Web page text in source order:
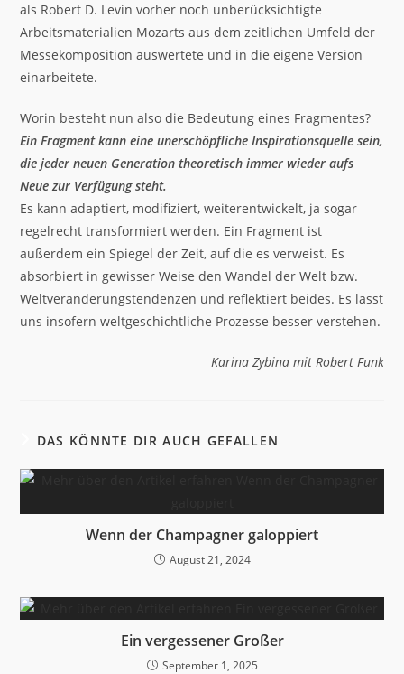
als Robert D. Levin vorher noch unberücksichtigte
Arbeitsmaterialien Mozarts aus dem zeitlichen Umfeld der
Messekomposition auswertete und in die eigene Version
einarbeitete.
Worin besteht nun also die Bedeutung eines Fragmentes?
Ein Fragment kann eine unerschöpfliche Inspirationsquelle sein,
die jeder neuen Generation theoretisch immer wieder aufs
Neue zur Verfügung steht.
Es kann adaptiert, modifiziert, weiterentwickelt, ja sogar
regelrecht transformiert werden. Ein Fragment ist
außerdem ein Spiegel der Zeit, auf die es verweist. Es
absorbiert in gewisser Weise den Wandel der Welt bzw.
Weltveränderungstendenzen und reflektiert beides. Es lässt
uns insofern weltgeschichtliche Prozesse besser verstehen.
Karina Zybina mit Robert Funk
DAS KÖNNTE DIR AUCH GEFALLEN
Wenn der Champagner galoppiert
August 21, 2024
Ein vergessener Großer
September 1, 2025